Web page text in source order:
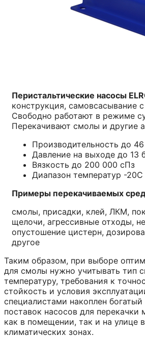
Перистальтические насосы
конструкция, самовсасывание
Свободно работают в режиме
Перекачивают смолы и другие
Производительность до
Давление на выходе до 13
Вязкость до 200 000 сПз
Диапазон температур -
Примеры перекачиваемых
смолы, присадки, клей, ЛКМ,
щелочи, агрессивные отходы,
опустошение цистерн,
другое
Таким образом, при выборе
для смолы нужно учитывать тип
температуру, требования к
стойкость и условия
специалистами накоплен
поставок насосов для перекачки
как в помещении, так и на улице
климатических зонах.